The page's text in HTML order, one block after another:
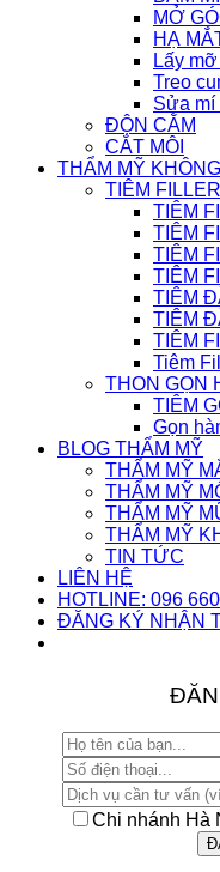
MỞ
HẠ
Lấy
Treo
Sửa mí
ĐỘN CẰM
CẮT MÔI
THẨM MỸ
TIÊM FILLER
TIÊM
TIÊM
TIÊM
TIÊM
TIÊM
TIÊM
TIÊM
Tiêm
THON GỌN
TIÊM
Gọn
BLOG THẨM MỸ
THẨM MỸ
THẨM MỸ
THẨM MỸ
THẨM MỸ
TIN TỨC
LIÊN HỆ
HOTLINE: 096
ĐĂNG KÝ NHẬN
Chi nhánh Hà